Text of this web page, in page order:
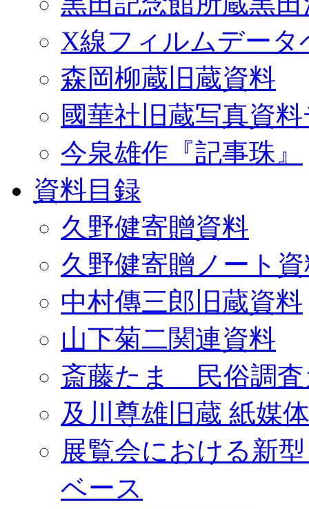
X線フィルムデータ
森岡柳蔵旧蔵資料
國華社旧蔵写真資
今泉雄作『記事珠』
資料目録
久野健寄贈資料
久野健寄贈ノート
中村傳三郎旧蔵資料
山下菊二関連資料
斎藤たま 民俗調査
及川尊雄旧蔵 紙媒
展覧会における新
ベース